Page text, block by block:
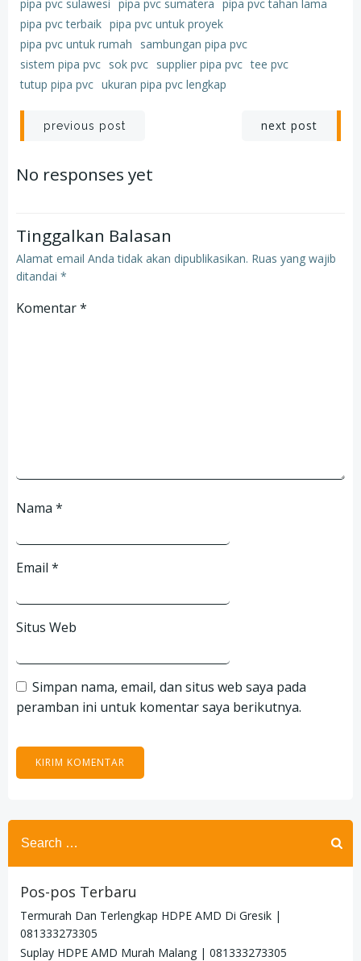
pipa pvc sulawesi pipa pvc sumatera pipa pvc tahan lama
pipa pvc terbaik pipa pvc untuk proyek
pipa pvc untuk rumah
sambungan pipa pvc
sistem pipa pvc sok pvc supplier pipa pvc tee pvc
tutup pipa pvc ukuran pipa pvc lengkap
Post
navigation
previous post next post
No responses yet
Tinggalkan Balasan
Alamat email Anda tidak akan dipublikasikan. Ruas yang wajib
ditandai *
Komentar*
Nama *
Email *
Situs Web
Simpan nama, email, dan situs web saya pada
peramban ini untuk komentar saya berikutnya.
Search
for:
Pos-pos Terbaru
Termurah Dan Terlengkap HDPE AMD Di Gresik |
081333273305
Suplay HDPE AMD Murah Malang | 081333273305